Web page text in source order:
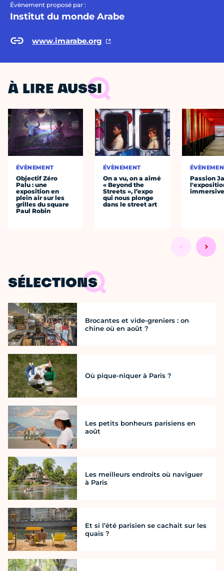
Évènement proposé par :
Institut du monde Arabe
www.imarabe.org
À LIRE AUSSI
ÉVÈNEMENT
Objectif Zéro
Palu : une
exposition en
plein air sur les
grilles du square
Paul Robin
ÉVÈNEMENT
On a vu, on a aimé
« Beyond the
Streets », l’expo
qui nous plonge
dans le street art
Passion
SÉLECTIONS
Brocantes et vide-greniers : on
chine où en août ?
Où pique-niquer à Paris ?
Les petits bonheurs parisiens en
août
Les meilleurs endroits où naviguer
à Paris
Et si l’été parisien se cachait sur les
quais ?